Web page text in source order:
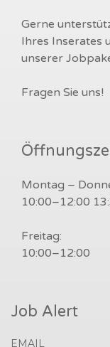
Gerne
Ihres Inserates
unserer
Fragen Sie uns!
Montag –
10:00–12:00
Freitag:
10:00–12:00
Job Alert
EMAIL